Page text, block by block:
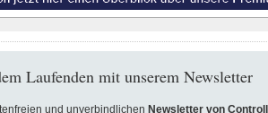
Laufenden mit unserem Newsletter
und unverbindlichen Newsletter von